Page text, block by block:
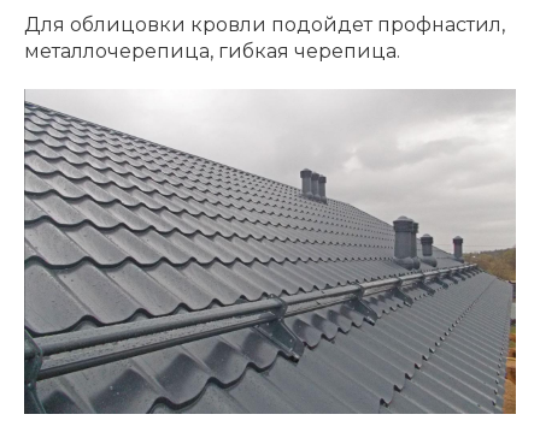
Для облицовки кровли подойдет профнастил,
металлочерепица, гибкая черепица.